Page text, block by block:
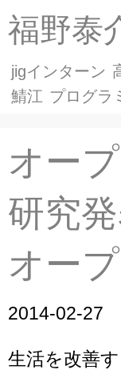
福野泰
jigインターン
鯖江 プログラ
オー
研究
オー
2014-02-27
生活を改善